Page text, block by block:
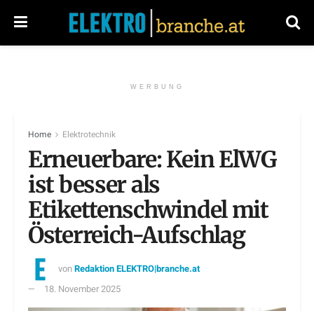
WERBUNG
Home Elektrotechnik
Erneuerbare: Kein ElWG
ist besser als
Etikettenschwindel mit
Österreich-Aufschlag
vonRedaktion ELEKTRO|branche.at
18. November 2025